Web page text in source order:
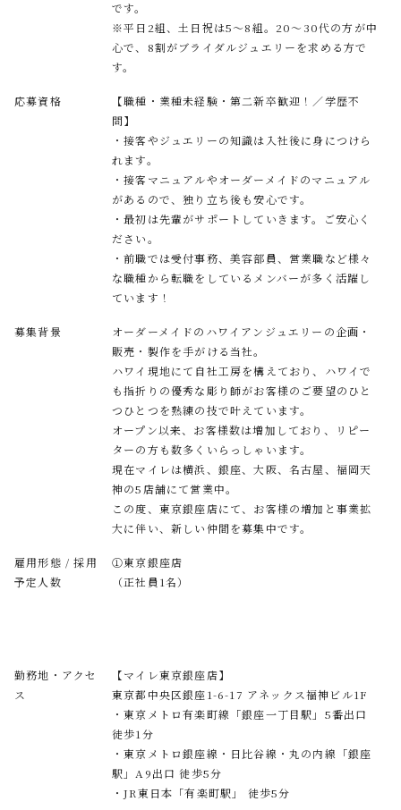
です。
※平日2組、土日祝は5～8組。20～30代の方が中
心で、8割がブライダルジュエリーを求める方で
す。
応募︎資格
【職種・業種未経験・第二新卒歓迎！／学歴不
問】
・接客やジュエリーの知識は入社後に身につけら
れます。
・接客マニュアルやオーダーメイドのマニュアル
があるので、独り立ち後も安心です。
・最初は先輩がサポートしていきます。ご安心く
ださい。
・前職では受付事務、美容部員、営業職など様々
な職種から転職をしているメンバーが多く活躍し
ています！
募集背景
オーダーメイドのハワイアンジュエリーの企画・
販売・製作を手がける当社。
ハワイ現地にて自社工房を構えており、ハワイで
も指折りの優秀な彫り師がお客様のご要望のひと
つひとつを熟練の技で叶えています。
オープン以来、お客様数は増加しており、リピー
ターの方も数多くいらっしゃいます。
現在マイレは横浜、銀座、大阪、名古屋、福岡天
神の5店舗にて営業中。
この度、東京銀座店にて、お客様の増加と事業拡
大に伴い、新しい仲間を募集中です。
雇用形態 / 採用
予定人数
①東京銀座店
（正社員1名）
勤務地・アクセ
ス
【マイレ東京銀座店】
東京都中央区銀座1-6-17 アネックス福神ビル1F
・東京メトロ有楽町線「銀座一丁目駅」5番出口
徒歩1分
・東京メトロ銀座線・日比谷線・丸の内線「銀座
駅」A9出口 徒歩5分
・JR東日本「有楽町駅」 徒歩5分